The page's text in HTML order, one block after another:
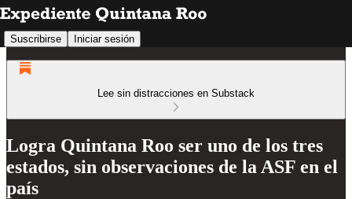
Suscribirse Iniciar sesión
Lee sin distracciones en Substack
Logra Quintana Roo ser uno de los tres
estados, sin observaciones de la ASF en el
país